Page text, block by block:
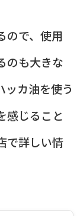
ので、使用
のも大きな
ッカ油を使う
感じること
で詳しい情